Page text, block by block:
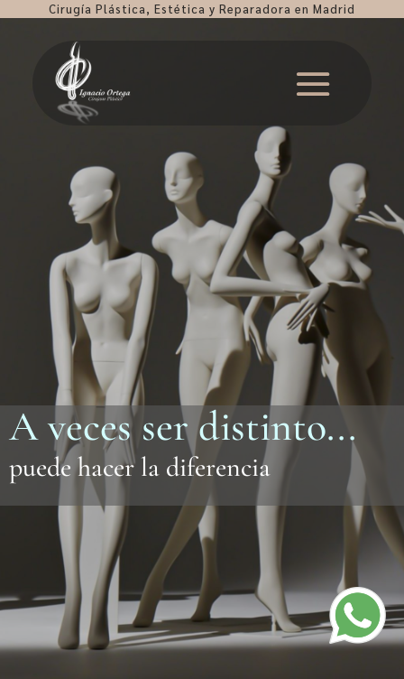
Cirugía Plástica, Estética y Reparadora en Madrid
A veces ser distinto...
puede hacer la diferencia